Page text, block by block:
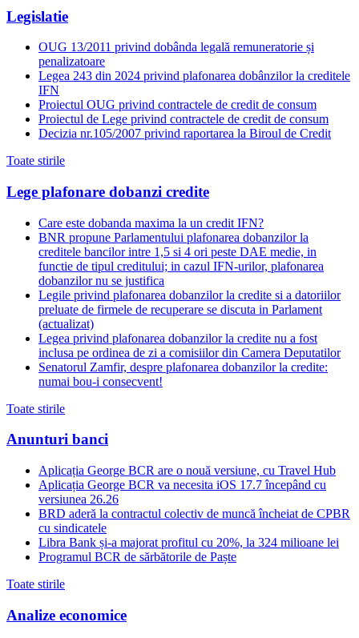
Legislatie
OUG 13/2011 privind dobânda legală remuneratorie și
penalizatoare
Legea 243 din 2024 privind plafonarea dobânzilor la creditele
IFN
Proiectul OUG privind contractele de credit de consum
Proiectul de Lege privind contractele de credit de consum
Decizia nr.105/2007 privind raportarea la Biroul de Credit
Toate stirile
Lege plafonare dobanzi credite
Care este dobanda maxima la un credit IFN?
BNR propune Parlamentului plafonarea dobanzilor la
creditele bancilor intre 1,5 si 4 ori peste DAE medie, in
functie de tipul creditului; in cazul IFN-urilor, plafonarea
dobanzilor nu se justifica
Legile privind plafonarea dobanzilor la credite si a datoriilor
preluate de firmele de recuperare se discuta in Parlament
(actualizat)
Legea privind plafonarea dobanzilor la credite nu a fost
inclusa pe ordinea de zi a comisiilor din Camera Deputatilor
Senatorul Zamfir, despre plafonarea dobanzilor la credite:
numai bou-i consecvent!
Toate stirile
Anunturi banci
Aplicația George BCR are o nouă versiune, cu Travel Hub
Aplicația George BCR va necesita iOS 17.7 începând cu
versiunea 26.26
BRD aderă la contractul colectiv de muncă încheiat de CPBR
cu sindicatele
Libra Bank și-a majorat profitul cu 20%, la 324 milioane lei
Programul BCR de sărbătorile de Paște
Toate stirile
Analize economice